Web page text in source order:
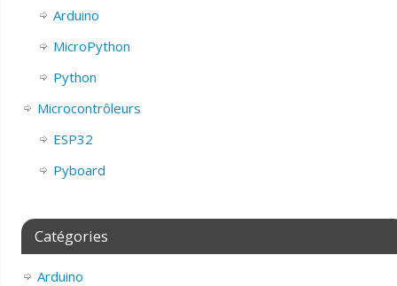
Arduino
MicroPython
Python
Microcontrôleurs
ESP32
Pyboard
Catégories
Arduino